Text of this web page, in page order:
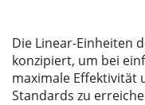
Die Linear-Einheiten
konzipiert, um bei
maximale Effektivität
Standards zu